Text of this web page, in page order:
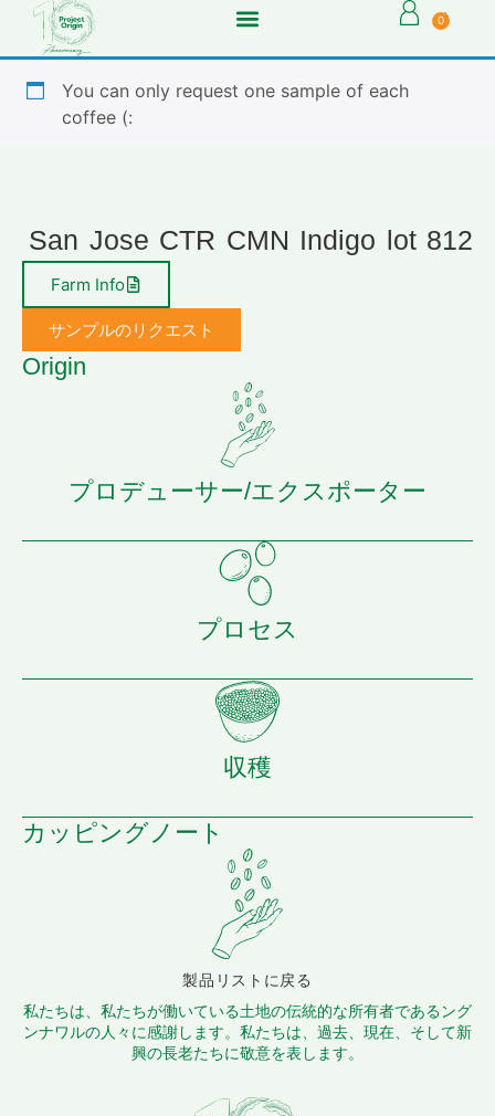
0
You can only request one sample of each
coffee (:
San Jose CTR CMN Indigo lot 812
Farm Info
サンプルのリクエスト
Origin
プロデューサー/エクスポーター
プロセス
収穫
カッピングノート
製品リストに戻る
私たちは、私たちが働いている土地の伝統的な所有者であるング
ンナワルの人々に感謝します。私たちは、過去、現在、そして新
興の長老たちに敬意を表します。